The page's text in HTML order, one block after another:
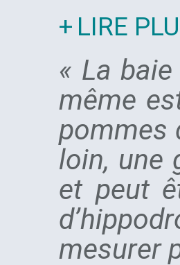
LIRE
« La
même
pommes
loin, une
et peut
mesurer